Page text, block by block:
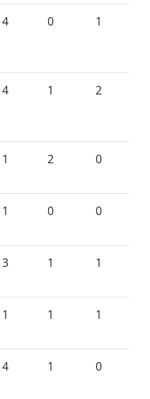
4 0 1
4 1 2
1 2 0
1 0 0
3 1 1
1 1 1
4 1 0